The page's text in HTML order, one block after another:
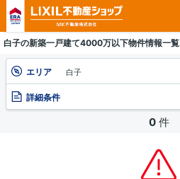
白子の新築一戸建て4000万以下物件情報一覧
エリア 白子
詳細条件
0 件